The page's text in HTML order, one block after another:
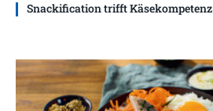
Snackification trifft Käsekompetenz